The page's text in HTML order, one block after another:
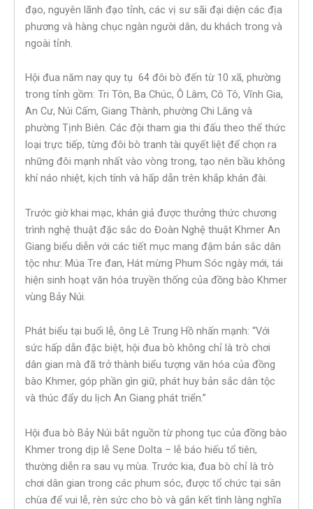
đạo, nguyên lãnh đạo tỉnh, các vị sư sãi đại diện các địa
phương và hàng chục ngàn người dân, du khách trong và
ngoài tỉnh.
Hội đua năm nay quy tụ 64 đôi bò đến từ 10 xã, phường
trong tỉnh gồm: Tri Tôn, Ba Chúc, Ô Lâm, Cô Tô, Vĩnh Gia,
An Cư, Núi Cấm, Giang Thành, phường Chi Lăng và
phường Tịnh Biên. Các đội tham gia thi đấu theo thể thức
loại trực tiếp, từng đôi bò tranh tài quyết liệt để chọn ra
những đôi mạnh nhất vào vòng trong, tạo nên bầu không
khí náo nhiệt, kịch tính và hấp dẫn trên khắp khán đài.
Trước giờ khai mạc, khán giả được thưởng thức chương
trình nghệ thuật đặc sắc do Đoàn Nghệ thuật Khmer An
Giang biểu diễn với các tiết mục mang đậm bản sắc dân
tộc như: Múa Tre đan, Hát mừng Phum Sóc ngày mới, tái
hiện sinh hoạt văn hóa truyền thống của đồng bào Khmer
vùng Bảy Núi.
Phát biểu tại buổi lễ, ông Lê Trung Hồ nhấn mạnh: “Với
sức hấp dẫn đặc biệt, hội đua bò không chỉ là trò chơi
dân gian mà đã trở thành biểu tượng văn hóa của đồng
bào Khmer, góp phần gìn giữ, phát huy bản sắc dân tộc
và thúc đẩy du lịch An Giang phát triển.”
Hội đua bò Bảy Núi bắt nguồn từ phong tục của đồng bào
Khmer trong dịp lễ Sene Dolta – lễ báo hiếu tổ tiên,
thường diễn ra sau vụ mùa. Trước kia, đua bò chỉ là trò
chơi dân gian trong các phum sóc, được tổ chức tại sân
chùa để vui lễ, rèn sức cho bò và gắn kết tình làng nghĩa